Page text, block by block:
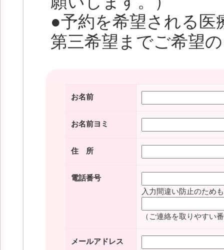
●予約を希望される医
第三希望までご希望
お名前
お名前ヨミ
住 所
電話番号
入力間違い防止のため
（ご連絡を取りやすい
メールアドレス